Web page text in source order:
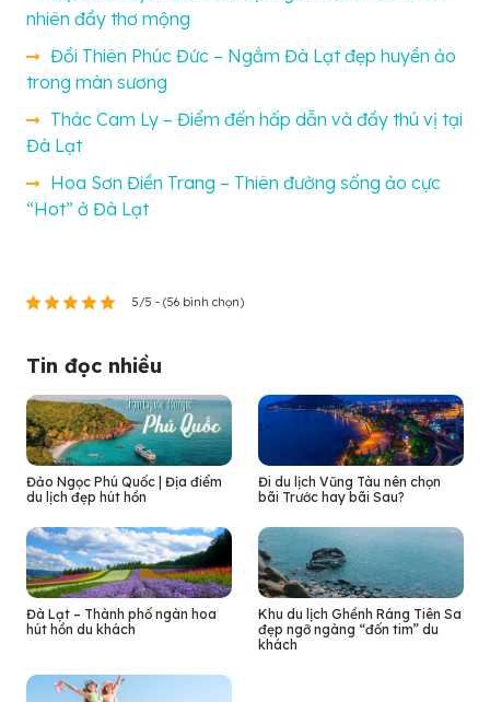
nhiên đầy thơ mộng
Đồi Thiên Phúc Đức – Ngắm Đà Lạt đẹp huyền ảo
trong màn sương
Thác Cam Ly – Điểm đến hấp dẫn và đầy thú vị tại
Đà Lạt
Hoa Sơn Điền Trang – Thiên đường sống ảo cực
“Hot” ở Đà Lạt
5/5 - (56 bình chọn)
Tin đọc nhiều
Đảo Ngọc Phú Quốc | Địa điểm
du lịch đẹp hút hồn
Đi du lịch Vũng Tàu nên chọn
bãi Trước hay bãi Sau?
Đà Lạt – Thành phố ngàn hoa
hút hồn du khách
Khu du lịch Ghềnh Ráng Tiên Sa
đẹp ngỡ ngàng “đốn tim” du
khách